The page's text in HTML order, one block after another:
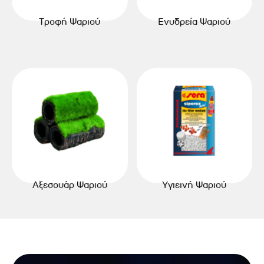
Τροφή Ψαριού Ενυδρεία Ψαριού
Αξεσουάρ Ψαριού Υγιεινή Ψαριού